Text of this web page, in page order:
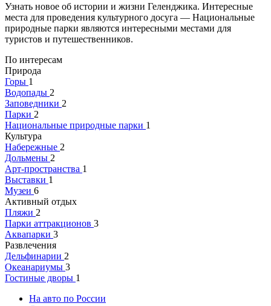
Узнать новое об истории и жизни Геленджика. Интересные
места для проведения культурного досуга — Национальные
природные парки являются интересными местами для
туристов и путешественников.
По интересам
Природа
Горы 1
Водопады 2
Заповедники 2
Парки 2
Национальные природные парки 1
Культура
Набережные 2
Дольмены 2
Арт-пространства 1
Выставки 1
Музеи 6
Активный отдых
Пляжи 2
Парки аттракционов 3
Аквапарки 3
Развлечения
Дельфинарии 2
Океанариумы 3
Гостиные дворы 1
На авто по России